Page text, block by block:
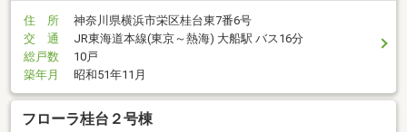
住 所
神奈川県横浜市栄区桂台東7番6号
交 通
JR東海道本線(東京～熱海) 大船駅 バス16分
総戸数
10戸
築年月
昭和51年11月
フローラ桂台２号棟